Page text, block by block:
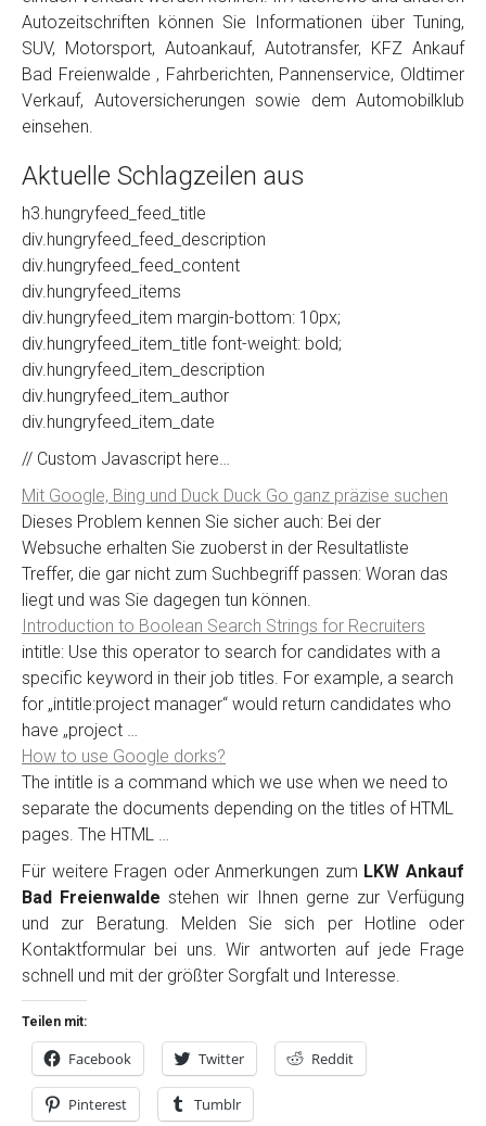
Autozeitschriften können Sie Informationen über Tuning,
SUV, Motorsport, Autoankauf, Autotransfer, KFZ Ankauf
Bad Freienwalde , Fahrberichten, Pannenservice, Oldtimer
Verkauf, Autoversicherungen sowie dem Automobilklub
einsehen.
Aktuelle Schlagzeilen aus
h3.hungryfeed_feed_title
div.hungryfeed_feed_description
div.hungryfeed_feed_content
div.hungryfeed_items
div.hungryfeed_item margin-bottom: 10px;
div.hungryfeed_item_title font-weight: bold;
div.hungryfeed_item_description
div.hungryfeed_item_author
div.hungryfeed_item_date
// Custom Javascript here…
Mit Google, Bing und Duck Duck Go ganz präzise suchen
Dieses Problem kennen Sie sicher auch: Bei der
Websuche erhalten Sie zuoberst in der Resultatliste
Treffer, die gar nicht zum Suchbegriff passen: Woran das
liegt und was Sie dagegen tun können.
Introduction to Boolean Search Strings for Recruiters
intitle: Use this operator to search for candidates with a
specific keyword in their job titles. For example, a search
for „intitle:project manager“ would return candidates who
have „project …
How to use Google dorks?
The intitle is a command which we use when we need to
separate the documents depending on the titles of HTML
pages. The HTML …
Für weitere Fragen oder Anmerkungen zum LKW Ankauf
Bad Freienwaldestehen wir Ihnen gerne zur Verfügung
und zur Beratung. Melden Sie sich per Hotline oder
Kontaktformular bei uns. Wir antworten auf jede Frage
schnell und mit der größter Sorgfalt und Interesse.
Teilen mit:
Facebook Twitter Reddit
Pinterest Tumblr